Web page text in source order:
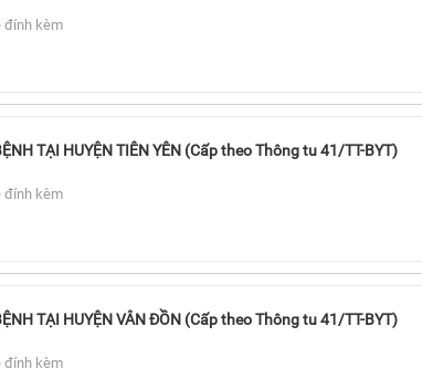
đính kèm
TẠI HUYỆN TIÊN YÊN (Cấp theo Thông tu 41/TT-BYT)
đính kèm
TẠI HUYỆN VÂN ĐỒN (Cấp theo Thông tu 41/TT-BYT)
đính kèm